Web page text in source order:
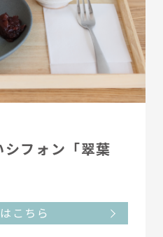
フォン「翠葉
こちら